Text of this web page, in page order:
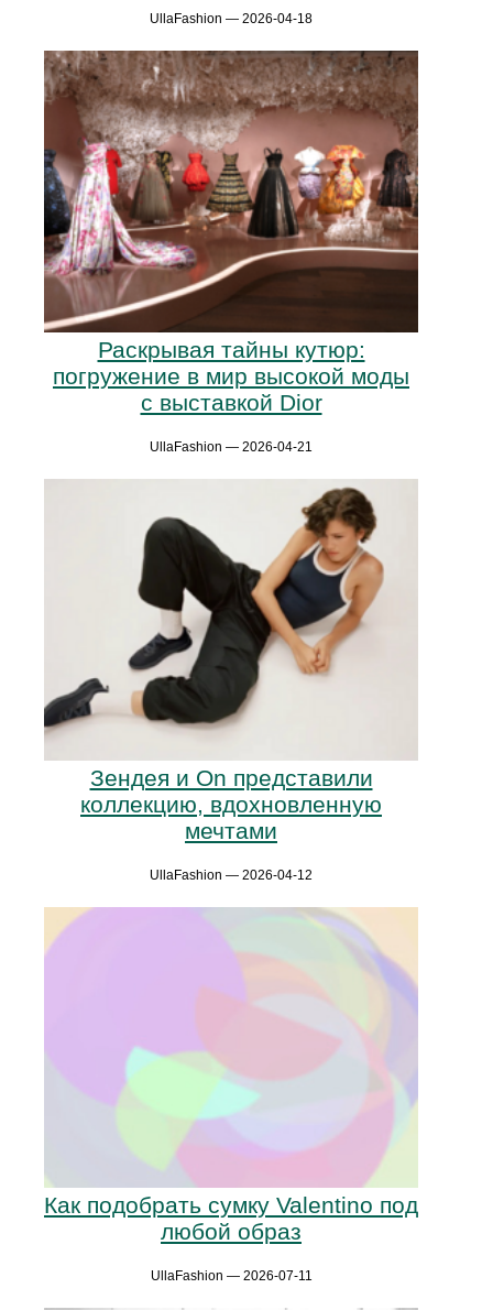
UllaFashion — 2026-04-18
Раскрывая тайны кутюр:
погружение в мир высокой моды
с выставкой Dior
UllaFashion — 2026-04-21
Зендея и On представили
коллекцию, вдохновленную
мечтами
UllaFashion — 2026-04-12
Как подобрать сумку Valentino под
любой образ
UllaFashion — 2026-07-11